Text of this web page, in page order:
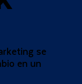
se
en un